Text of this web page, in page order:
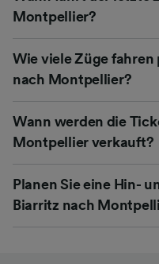
Montpellier?
Wie viele Züge fahren
nach Montpellier?
Wann werden die
Montpellier verkauft?
Planen Sie eine Hin-
Biarritz nach